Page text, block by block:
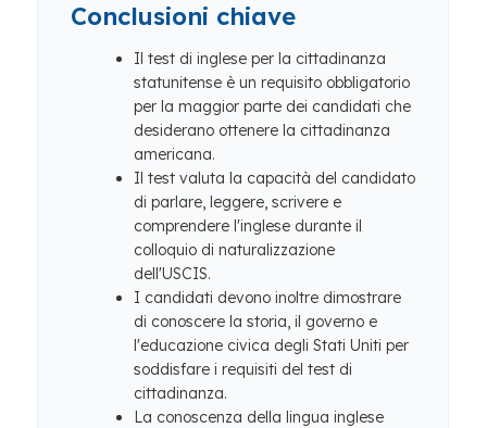
Conclusioni chiave
Il test di inglese per la cittadinanza
statunitense è un requisito obbligatorio
per la maggior parte dei candidati che
desiderano ottenere la cittadinanza
americana.
Il test valuta la capacità del candidato
di parlare, leggere, scrivere e
comprendere l'inglese durante il
colloquio di naturalizzazione
dell'USCIS.
I candidati devono inoltre dimostrare
di conoscere la storia, il governo e
l'educazione civica degli Stati Uniti per
soddisfare i requisiti del test di
cittadinanza.
La conoscenza della lingua inglese